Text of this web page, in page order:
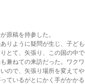
原稿を持参した。
りように疑問が生じ、子ど
とて、矢張り、この国の中
兼ねての来訪だった。ワク
ので、矢張り場所を変えて
ているがとにかく手がかか